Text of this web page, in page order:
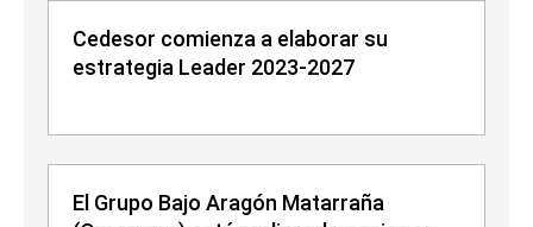
Cedesor comienza a elaborar su
estrategia Leader 2023-2027
El Grupo Bajo Aragón Matarraña